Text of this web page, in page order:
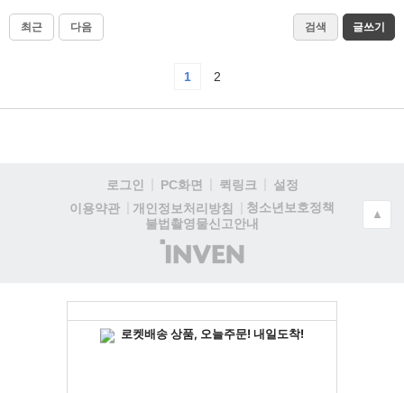
최근 다음 검색 글쓰기
1 2
로그인 PC화면 퀵링크
설정
이용약관
개인정보처리방침
청소년보호정책
불법촬영물신고안내
(주)
인
▲